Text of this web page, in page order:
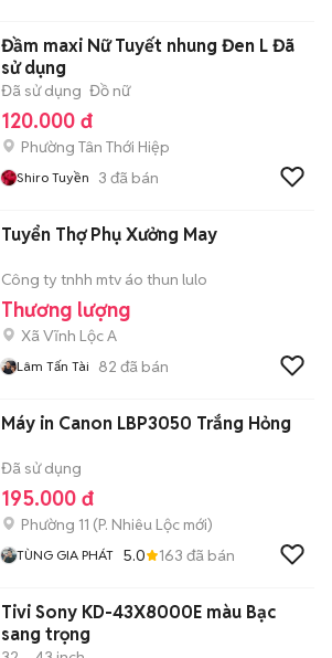
Đầm maxi Nữ Tuyết nhung Đen L Đã
sử dụng
Đã sử dụng Đồ nữ
120.000 đ
Phường Tân Thới Hiệp
Shiro Tuyền 3 đã bán
Tuyển Thợ Phụ Xưởng May
Công ty tnhh mtv áo thun lulo
Thương lượng
Xã Vĩnh Lộc A
Lâm Tấn Tài 82 đã bán
Máy in Canon LBP3050 Trắng Hỏng
Đã sử dụng
195.000 đ
Phường 11 (P. Nhiêu Lộc mới)
TÙNG GIA PHÁT 5.0 163 đã bán
Tivi Sony KD-43X8000E màu Bạc
sang trọng